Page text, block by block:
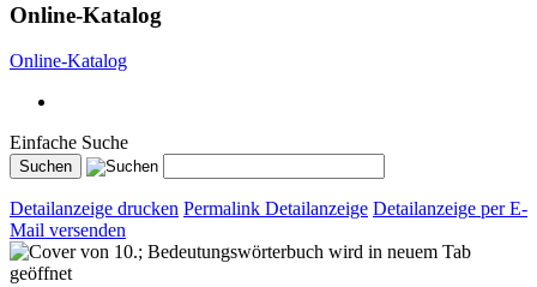
Online-Katalog
Online-Katalog
Einfache Suche
Detailanzeige drucken Permalink Detailanzeige Detailanzeige per E-
Mail versenden
wird in neuem Tab
geöffnet